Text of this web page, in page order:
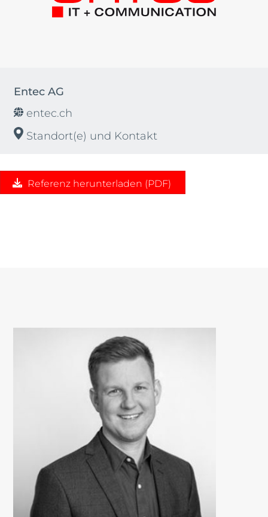
Entec AG
entec.ch
Standort(e) und Kontakt
Referenz herunterladen (PDF)